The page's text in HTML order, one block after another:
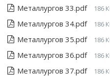
Металлургов 33.pdf 186
Металлургов 34.pdf 186
Металлургов 35.pdf 186
Металлургов 36.pdf 186
Металлургов 37.pdf 186